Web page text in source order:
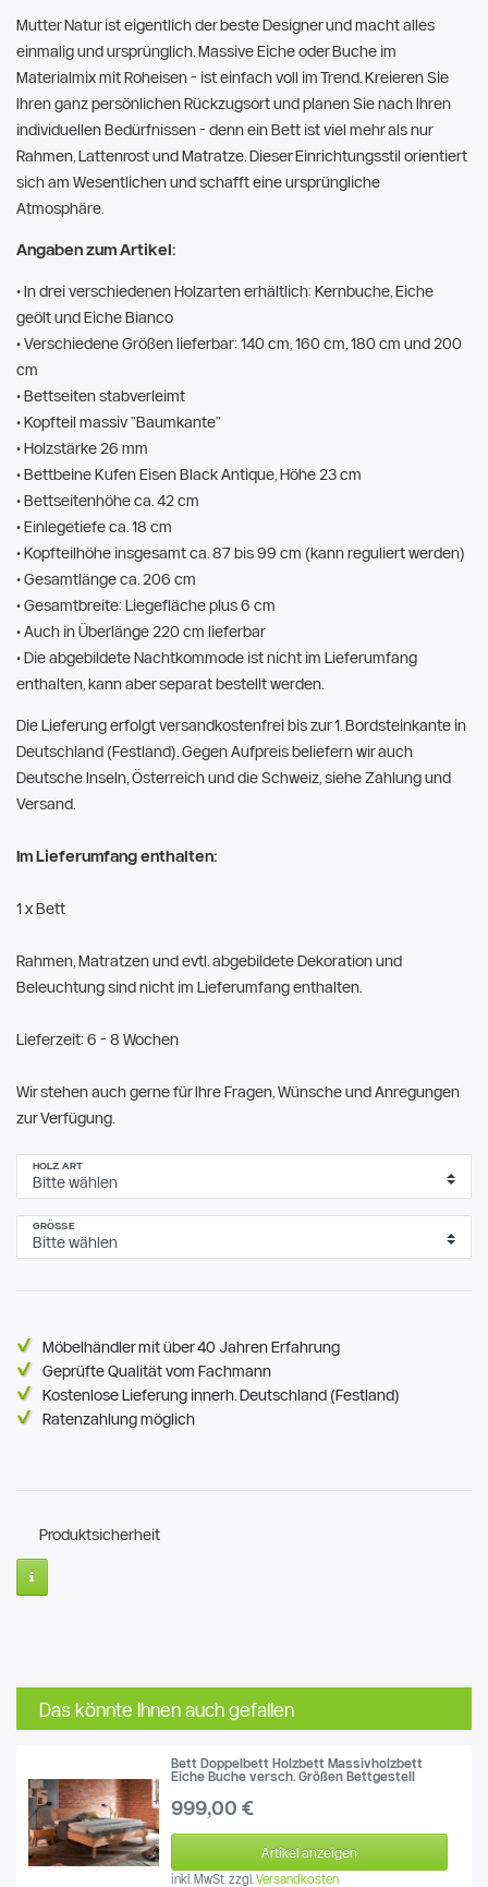
Mutter Natur ist eigentlich der beste Designer und macht alles
einmalig und ursprünglich. Massive Eiche oder Buche im
Materialmix mit Roheisen - ist einfach voll im Trend. Kreieren Sie
Ihren ganz persönlichen Rückzugsort und planen Sie nach Ihren
individuellen Bedürfnissen - denn ein Bett ist viel mehr als nur
Rahmen, Lattenrost und Matratze. Dieser Einrichtungsstil orientiert
sich am Wesentlichen und schafft eine ursprüngliche
Atmosphäre.
Angaben zum Artikel:
• In drei verschiedenen Holzarten erhältlich: Kernbuche, Eiche
geölt und Eiche Bianco
• Verschiedene Größen lieferbar: 140 cm, 160 cm, 180 cm und 200
cm
• Bettseiten stabverleimt
• Kopfteil massiv "Baumkante"
• Holzstärke 26 mm
• Bettbeine Kufen Eisen Black Antique, Höhe 23 cm
• Bettseitenhöhe ca. 42 cm
• Einlegetiefe ca. 18 cm
• Kopfteilhöhe insgesamt ca. 87 bis 99 cm (kann reguliert werden)
• Gesamtlänge ca. 206 cm
• Gesamtbreite: Liegefläche plus 6 cm
• Auch in Überlänge 220 cm lieferbar
• Die abgebildete Nachtkommode ist nicht im Lieferumfang
enthalten, kann aber separat bestellt werden.
Die Lieferung erfolgt versandkostenfrei bis zur 1. Bordsteinkante in
Deutschland (Festland). Gegen Aufpreis beliefern wir auch
Deutsche Inseln, Österreich und die Schweiz, siehe Zahlung und
Versand.
Im Lieferumfang enthalten:
1 x Bett
Rahmen, Matratzen und evtl. abgebildete Dekoration und
Beleuchtung sind nicht im Lieferumfang enthalten.
Lieferzeit: 6 - 8 Wochen
Wir stehen auch gerne für Ihre Fragen, Wünsche und Anregungen
zur Verfügung.
HOLZ ART
GRÖSSE
Möbelhändler mit über 40 Jahren Erfahrung
Geprüfte Qualität vom Fachmann
Kostenlose Lieferung innerh. Deutschland (Festland)
Ratenzahlung möglich
Produktsicherheit
Das könnte Ihnen auch gefallen
Bett Doppelbett Holzbett Massivholzbett
Eiche Buche versch. Größen Bettgestell
999,00 €
Artikel anzeigen
inkl. MwSt. zzgl.Versandkosten